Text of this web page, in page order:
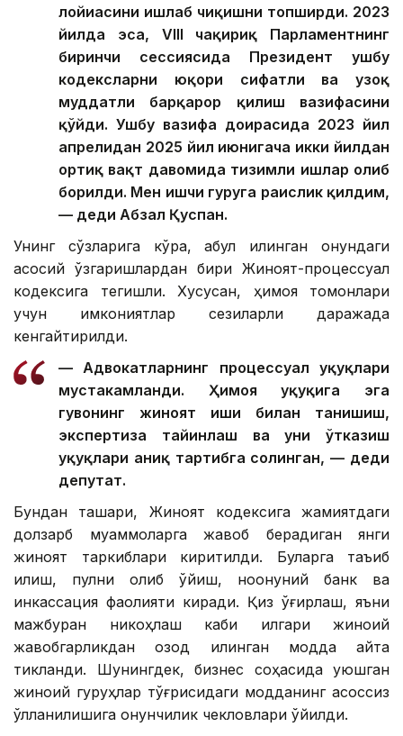
лойиҳасини ишлаб чиқишни топширди. 2023
йилда эса, VIII чақириқ Парламентнинг
биринчи сессиясида Президент ушбу
кодексларни юқори сифатли ва узоқ
муддатли барқарор қилиш вазифасини
қўйди. Ушбу вазифа доирасида 2023 йил
апрелидан 2025 йил июнигача икки йилдан
ортиқ вақт давомида тизимли ишлар олиб
борилди. Мен ишчи гуруҳга раислик қилдим,
— деди Абзал Қуспан.
Унинг сўзларига кўра, қабул қилинган қонундаги
асосий ўзгаришлардан бири Жиноят-процессуал
кодексига тегишли. Хусусан, ҳимоя томонлари
учун имкониятлар сезиларли даражада
кенгайтирилди.
— Адвокатларнинг процессуал ҳуқуқлари
мустаҳкамланди. Ҳимоя ҳуқуқига эга
гувоҳнинг жиноят иши билан танишиш,
экспертиза тайинлаш ва уни ўтказиш
ҳуқуқлари аниқ тартибга солинган, — деди
депутат.
Бундан ташқари, Жиноят кодексига жамиятдаги
долзарб муаммоларга жавоб берадиган янги
жиноят таркиблари киритилди. Буларга таъқиб
қилиш, пулни олиб қўйиш, ноқонуний банк ва
инкассация фаолияти киради. Қиз ўғирлаш, яъни
мажбуран никоҳлаш каби илгари жиноий
жавобгарликдан озод қилинган модда қайта
тикланди. Шунингдек, бизнес соҳасида уюшган
жиноий гуруҳлар тўғрисидаги модданинг асоссиз
қўлланилишига қонунчилик чекловлари қўйилди.